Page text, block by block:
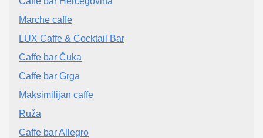
Marche caffe
LUX Caffe & Cocktail Bar
Caffe bar Čuka
Caffe bar Grga
Maksimilijan caffe
Ruža
Caffe bar Allegro